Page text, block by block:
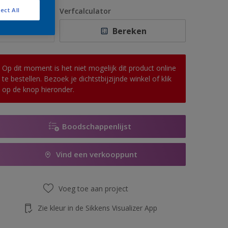
1 L
2,5 L
10 L
Verfcalculator
Bereken
Op dit moment is het niet mogelijk dit product online
te bestellen. Bezoek je dichtstbijzijnde winkel of klik
op de knop hieronder.
Boodschappenlijst
Vind een verkooppunt
Voeg toe aan project
Zie kleur in de Sikkens Visualizer App
All